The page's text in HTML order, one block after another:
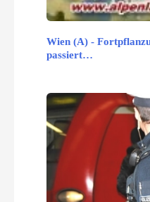
Wien (A) -
passiert…